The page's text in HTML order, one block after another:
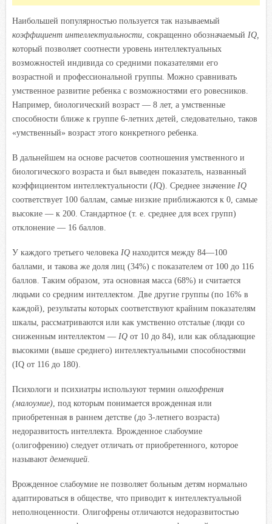
Наибольшей популярностью пользуется так называемый
коэффициент интеллектуальности , сокращенно обозначаемый IQ,
который позволяет соотнести уровень интеллектуальных
возможностей индивида со средними показателями его
возрастной и профессиональной группы. Можно сравнивать
умственное развитие ребенка с возможностями его ровесников.
Например, биологический возраст — 8 лет, а умственные
способности ближе к группе 6-летних детей, следовательно, таков
«умственный» возраст этого конкретного ребенка.
В дальнейшем на основе расчетов соотношения умственного и
биологического возраста и был выведен показатель, названный
коэффициентом интеллектуальности (IQ). Среднее значение IQ
соответствует 100 баллам, самые низкие приближаются к 0, самые
высокие — к 200. Стандартное (т. е. среднее для всех групп)
отклонение — 16 баллов.
У каждого третьего человека IQ находится между 84—100
баллами, и такова же доля лиц (34%) с показателем от 100 до 116
баллов. Таким образом, эта основная масса (68%) и считается
людьми со средним интеллектом. Две другие группы (по 16% в
каждой), результаты которых соответствуют крайним показателям
шкалы, рассматриваются или как умственно отсталые (люди со
сниженным интеллектом — IQ от 10 до 84), или как обладающие
высокими (выше среднего) интеллектуальными способностями
(IQ от 116 до 180).
Психологи и психиатры используют термин олигофрения
(малоумие) , под которым понимается врожденная или
приобретенная в раннем детстве (до 3-летнего возраста)
недоразвитость интеллекта. Врожденное слабоумие
(олигофрению) следует отличать от приобретенного, которое
называют деменцией
Врожденное слабоумие не позволяет больным детям нормально
адаптироваться в обществе, что приводит к интеллектуальной
неполноценности. Олигофрены отличаются недоразвитостью